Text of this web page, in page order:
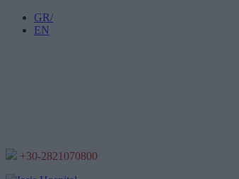
GR/
EN
+30-2821070800